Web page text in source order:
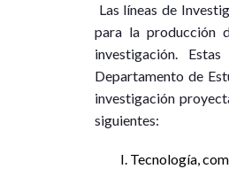
Las líneas de
para la producción
investigación.
Departamento de
investigación
siguientes:
Tecnología,